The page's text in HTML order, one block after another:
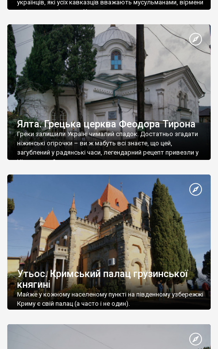
українців, які усіх кавказців вважають мусульманами, вірмени
є відданими вірянами Христа
Ялта. Грецька церква Феодора Тирона
Греки залишили Україні чималий спадок. Достатньо згадати
ніжинські огірочки – ви ж мабуть всі знаєте, що цей,
загублений у радянські часи, легендарний рецепт привезли у
Ніжин греки?
Утьос. Кримський палац грузинської
княгині
Майже у кожному населеному пункті на південному узбережжі
Криму є свій палац (а часто і не один).